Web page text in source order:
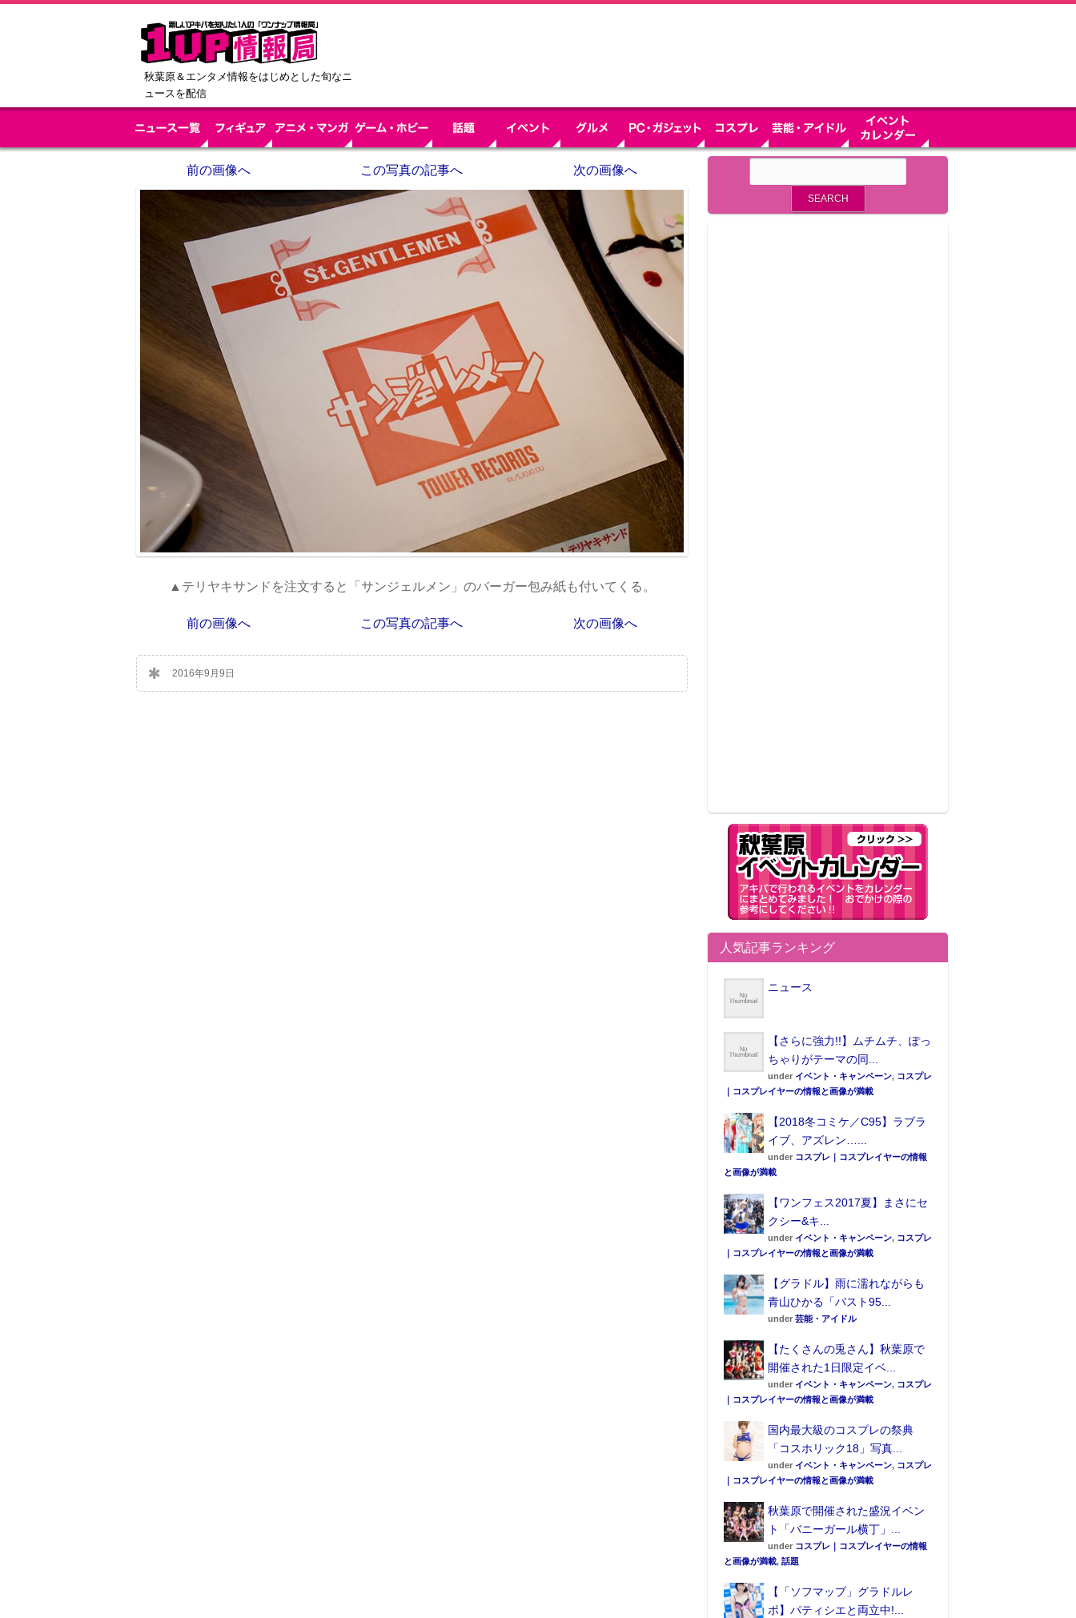
秋葉原＆エンタメ情報をはじめとした旬なニ
ュースを配信
前の画像へ この写真の記事へ 次の画像へ
▲テリヤキサンドを注文すると「サンジェルメン」のバーガー包み紙も付いてくる。
前の画像へ この写真の記事へ 次の画像へ
2016年9月9日
人気記事ランキング
ニュース
【さらに強力!!】ムチムチ、ぽっ
ちゃりがテーマの同...
under イベント・キャンペーン, コスプレ
｜コスプレイヤーの情報と画像が満載
【2018冬コミケ／C95】ラブラ
イブ、アズレン…...
under コスプレ｜コスプレイヤーの情報
と画像が満載
【ワンフェス2017夏】まさにセ
クシー&キ...
under イベント・キャンペーン, コスプレ
｜コスプレイヤーの情報と画像が満載
【グラドル】雨に濡れながらも
青山ひかる「バスト95...
under 芸能・アイドル
【たくさんの兎さん】秋葉原で
開催された1日限定イベ...
under イベント・キャンペーン, コスプレ
｜コスプレイヤーの情報と画像が満載
国内最大級のコスプレの祭典
「コスホリック18」写真...
under イベント・キャンペーン, コスプレ
｜コスプレイヤーの情報と画像が満載
秋葉原で開催された盛況イベン
ト「バニーガール横丁」...
under コスプレ｜コスプレイヤーの情報
と画像が満載, 話題
【「ソフマップ」グラドルレ
ポ】パティシエと両立中!...